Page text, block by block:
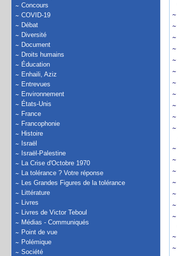
Concours
COVID-19
Débat
Diversité
Document
Droits humains
Éducation
Enhaili, Aziz
Entrevues
Environnement
États-Unis
France
Francophonie
Histoire
Israël
Israël-Palestine
La Crise d'Octobre 1970
La tolérance ? Votre réponse
Les Grandes Figures de la tolérance
Littérature
Livres
Livres de Victor Teboul
Médias - Communiqués
Point de vue
Polémique
Société